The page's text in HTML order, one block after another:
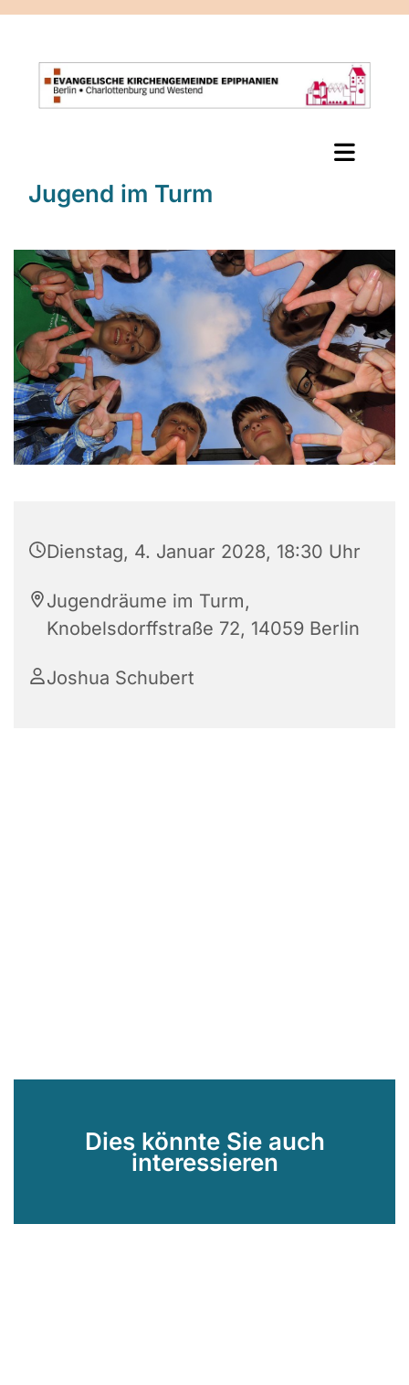
Jugend im Turm
Dienstag, 4. Januar 2028, 18:30 Uhr
Jugendräume im Turm,
Knobelsdorffstraße 72, 14059 Berlin
Joshua Schubert
Dies könnte Sie auch
interessieren